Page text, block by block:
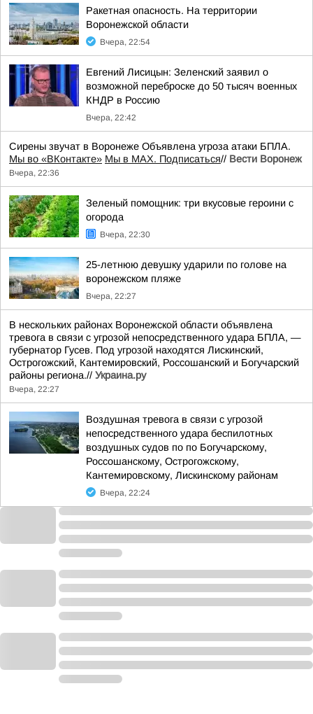
Ракетная опасность. На территории
Воронежской области
Вчера, 22:54
Евгений Лисицын: Зеленский заявил о
возможной переброске до 50 тысяч военных
КНДР в Россию
Вчера, 22:42
Сирены звучат в Воронеже Объявлена угроза атаки БПЛА.
Мы во «ВКонтакте» Мы в MAX. Подписаться// Вести Воронеж
Вчера, 22:36
Зеленый помощник: три вкусовые героини с
огорода
Вчера, 22:30
25-летнюю девушку ударили по голове на
воронежском пляже
Вчера, 22:27
В нескольких районах Воронежской области объявлена
тревога в связи с угрозой непосредственного удара БПЛА, —
губернатор Гусев. Под угрозой находятся Лискинский,
Острогожский, Кантемировский, Россошанский и Богучарский
районы региона.// Украина.ру
Вчера, 22:27
Воздушная тревога в связи с угрозой
непосредственного удара беспилотных
воздушных судов по по Богучарскому,
Россошанскому, Острогожскому,
Кантемировскому, Лискинскому районам
Вчера, 22:24